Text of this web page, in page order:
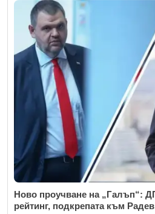
Ново проучване на „Галъп“:
рейтинг, подкрепата към Радев